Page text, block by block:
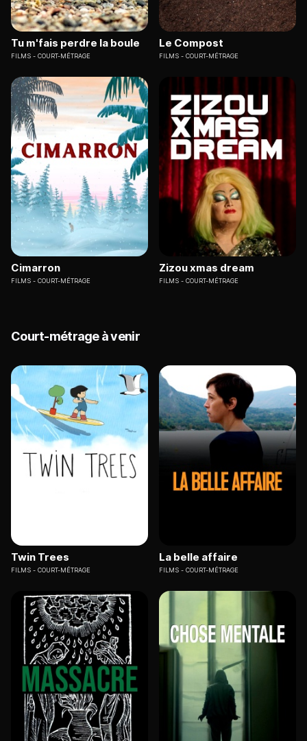
Tu m'fais perdre la boule
FILMS COURT-MÉTRAGE
Le Compost
FILMS COURT-MÉTRAGE
Cimarron
FILMS COURT-MÉTRAGE
Zizou xmas dream
FILMS COURT-MÉTRAGE
Court-métrage à venir
Twin Trees
FILMS COURT-MÉTRAGE
La belle affaire
FILMS COURT-MÉTRAGE